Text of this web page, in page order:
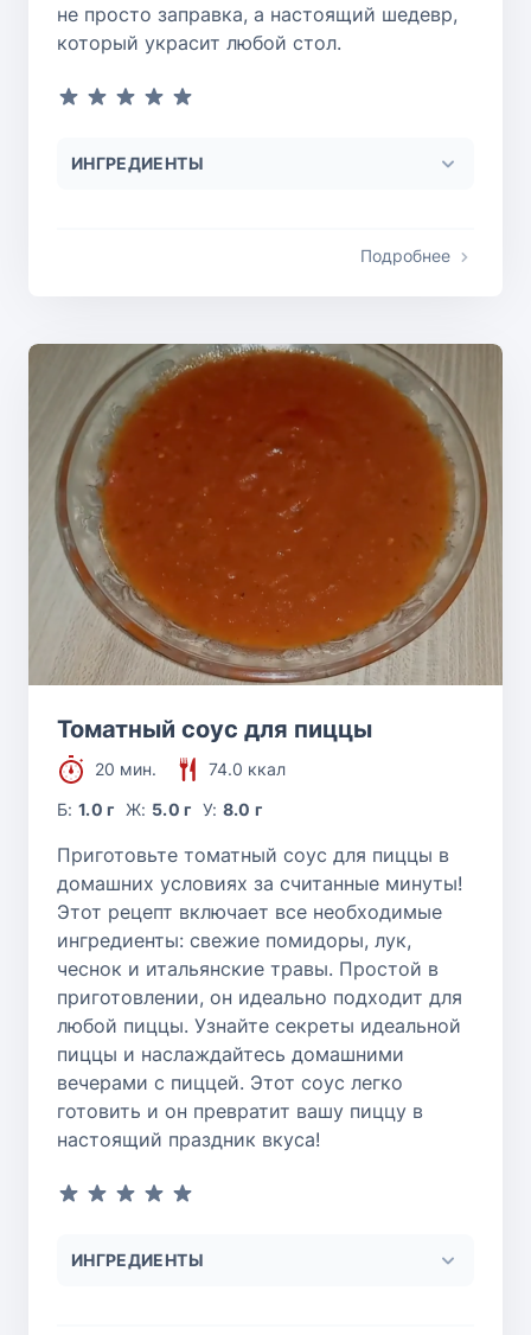
не просто заправка, а настоящий шедевр,
который украсит любой стол.
ИНГРЕДИЕНТЫ
Подробнее
Томатный соус для пиццы
20 мин.
74.0 ккал
Б:1.0 г Ж: 5.0 г У: 8.0 г
Приготовьте томатный соус для пиццы в
домашних условиях за считанные минуты!
Этот рецепт включает все необходимые
ингредиенты: свежие помидоры, лук,
чеснок и итальянские травы. Простой в
приготовлении, он идеально подходит для
любой пиццы. Узнайте секреты идеальной
пиццы и наслаждайтесь домашними
вечерами с пиццей. Этот соус легко
готовить и он превратит вашу пиццу в
настоящий праздник вкуса!
ИНГРЕДИЕНТЫ